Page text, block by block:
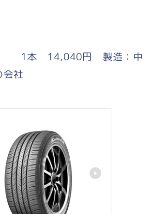
1本 14,040円 製造：中
社